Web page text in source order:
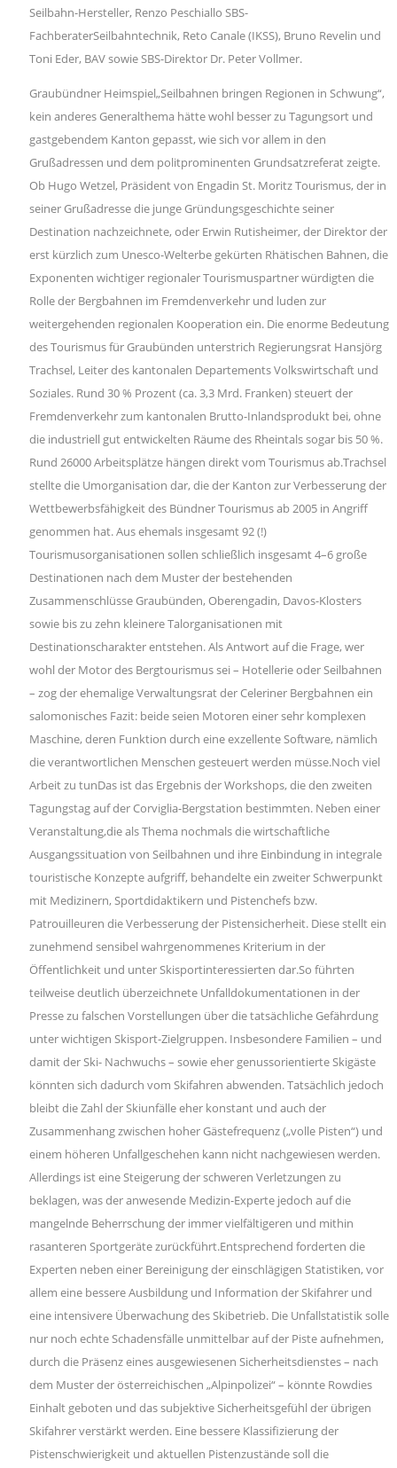
Seilbahn-Hersteller, Renzo Peschiallo SBS-
FachberaterSeilbahntechnik, Reto Canale (IKSS), Bruno Revelin und
Toni Eder, BAV sowie SBS-Direktor Dr. Peter Vollmer.
Graubündner Heimspiel„Seilbahnen bringen Regionen in Schwung“,
kein anderes Generalthema hätte wohl besser zu Tagungsort und
gastgebendem Kanton gepasst, wie sich vor allem in den
Grußadressen und dem politprominenten Grundsatzreferat zeigte.
Ob Hugo Wetzel, Präsident von Engadin St. Moritz Tourismus, der in
seiner Grußadresse die junge Gründungsgeschichte seiner
Destination nachzeichnete, oder Erwin Rutisheimer, der Direktor der
erst kürzlich zum Unesco-Welterbe gekürten Rhätischen Bahnen, die
Exponenten wichtiger regionaler Tourismuspartner würdigten die
Rolle der Bergbahnen im Fremdenverkehr und luden zur
weitergehenden regionalen Kooperation ein. Die enorme Bedeutung
des Tourismus für Graubünden unterstrich Regierungsrat Hansjörg
Trachsel, Leiter des kantonalen Departements Volkswirtschaft und
Soziales. Rund 30 % Prozent (ca. 3,3 Mrd. Franken) steuert der
Fremdenverkehr zum kantonalen Brutto-Inlandsprodukt bei, ohne
die industriell gut entwickelten Räume des Rheintals sogar bis 50 %.
Rund 26000 Arbeitsplätze hängen direkt vom Tourismus ab.Trachsel
stellte die Umorganisation dar, die der Kanton zur Verbesserung der
Wettbewerbsfähigkeit des Bündner Tourismus ab 2005 in Angriff
genommen hat. Aus ehemals insgesamt 92 (!)
Tourismusorganisationen sollen schließlich insgesamt 4–6 große
Destinationen nach dem Muster der bestehenden
Zusammenschlüsse Graubünden, Oberengadin, Davos-Klosters
sowie bis zu zehn kleinere Talorganisationen mit
Destinationscharakter entstehen. Als Antwort auf die Frage, wer
wohl der Motor des Bergtourismus sei – Hotellerie oder Seilbahnen
– zog der ehemalige Verwaltungsrat der Celeriner Bergbahnen ein
salomonisches Fazit: beide seien Motoren einer sehr komplexen
Maschine, deren Funktion durch eine exzellente Software, nämlich
die verantwortlichen Menschen gesteuert werden müsse.Noch viel
Arbeit zu tunDas ist das Ergebnis der Workshops, die den zweiten
Tagungstag auf der Corviglia-Bergstation bestimmten. Neben einer
Veranstaltung,die als Thema nochmals die wirtschaftliche
Ausgangssituation von Seilbahnen und ihre Einbindung in integrale
touristische Konzepte aufgriff, behandelte ein zweiter Schwerpunkt
mit Medizinern, Sportdidaktikern und Pistenchefs bzw.
Patrouilleuren die Verbesserung der Pistensicherheit. Diese stellt ein
zunehmend sensibel wahrgenommenes Kriterium in der
Öffentlichkeit und unter Skisportinteressierten dar.So führten
teilweise deutlich überzeichnete Unfalldokumentationen in der
Presse zu falschen Vorstellungen über die tatsächliche Gefährdung
unter wichtigen Skisport-Zielgruppen. Insbesondere Familien – und
damit der Ski- Nachwuchs – sowie eher genussorientierte Skigäste
könnten sich dadurch vom Skifahren abwenden. Tatsächlich jedoch
bleibt die Zahl der Skiunfälle eher konstant und auch der
Zusammenhang zwischen hoher Gästefrequenz („volle Pisten“) und
einem höheren Unfallgeschehen kann nicht nachgewiesen werden.
Allerdings ist eine Steigerung der schweren Verletzungen zu
beklagen, was der anwesende Medizin-Experte jedoch auf die
mangelnde Beherrschung der immer vielfältigeren und mithin
rasanteren Sportgeräte zurückführt.Entsprechend forderten die
Experten neben einer Bereinigung der einschlägigen Statistiken, vor
allem eine bessere Ausbildung und Information der Skifahrer und
eine intensivere Überwachung des Skibetrieb. Die Unfallstatistik solle
nur noch echte Schadensfälle unmittelbar auf der Piste aufnehmen,
durch die Präsenz eines ausgewiesenen Sicherheitsdienstes – nach
dem Muster der österreichischen „Alpinpolizei“ – könnte Rowdies
Einhalt geboten und das subjektive Sicherheitsgefühl der übrigen
Skifahrer verstärkt werden. Eine bessere Klassifizierung der
Pistenschwierigkeit und aktuellen Pistenzustände soll die